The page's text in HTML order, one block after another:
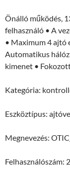
Önálló működés,
felhasználó • A
• Maximum 4 ajtó
Automatikus
kimenet •
Kategória:
Eszköztípus:
Megnevezés:
Felhasználószám: